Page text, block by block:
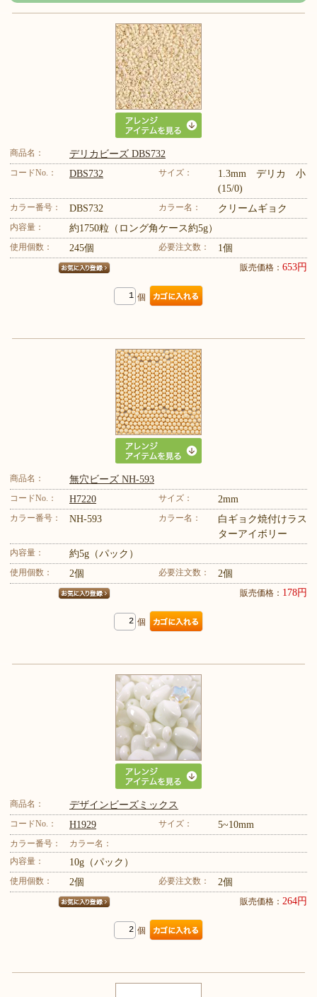
商品名： デリカビーズ DBS732
コードNo.： DBS732 サイズ：
1.3mm デリカ 小
(15/0)
カラー番号： DBS732 カラー名： クリームギョク
内容量： 約1750粒（ロング角ケース約5g）
使用個数： 245個 必要注文数： 1個
販売価格： 653円
個
商品名： 無穴ビーズ NH-593
コードNo.： H7220 サイズ： 2mm
カラー番号： NH-593 カラー名：
白ギョク焼付けラス
ターアイボリー
内容量： 約5g（パック）
使用個数： 2個 必要注文数： 2個
販売価格： 178円
個
商品名： デザインビーズミックス
コードNo.： H1929 サイズ： 5~10mm
カラー番号：
カラー名：
内容量：
10g（パック）
使用個数： 2個 必要注文数： 2個
販売価格： 264円
個